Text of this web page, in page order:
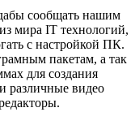
сообщать нашим
мира IT технологий,
с настройкой ПК.
пакетам, а так
для создания
видео